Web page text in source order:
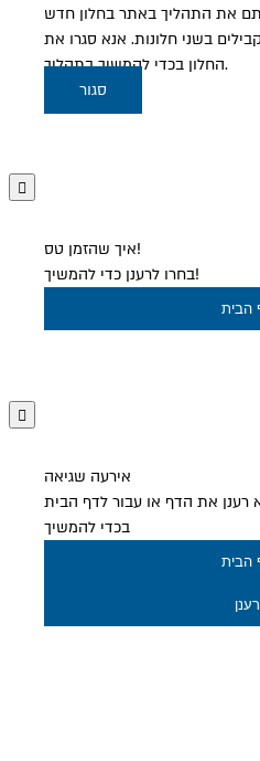
בשני חלונות. אנא סגרו את
החלון בכדי להמשיך בתהליך.
סגור
איך שהזמן טס!
בחרו לרענן כדי להמשיך!
הבית
אירעה שגיאה
רענן את הדף או עבור לדף הבית
בכדי להמשיך
הבית
רענן